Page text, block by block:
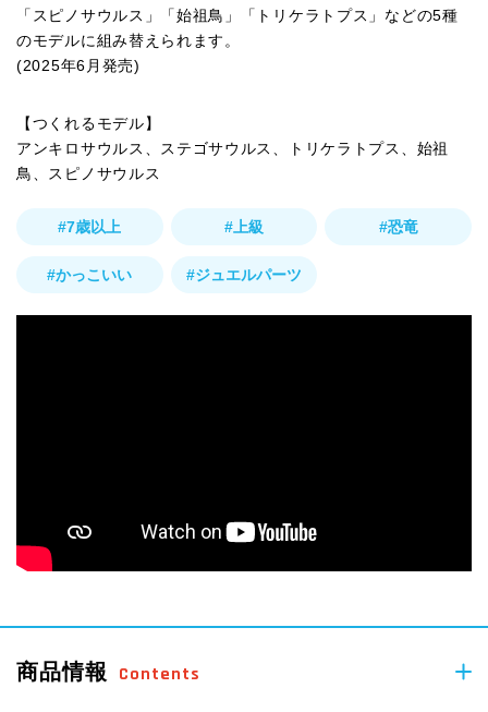
「スピノサウルス」「始祖鳥」「トリケラトプス」などの5種
のモデルに組み替えられます。
(2025年6月発売)
【つくれるモデル】
アンキロサウルス、ステゴサウルス、トリケラトプス、始祖
鳥、スピノサウルス
#7歳以上 #上級 #恐竜
#かっこいい #ジュエルパーツ
商品情報 Contents